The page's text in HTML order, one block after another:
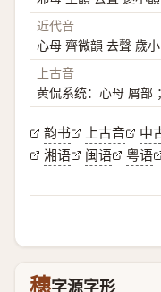
近代音
心母 齊微韻 去聲 歲小
上古音
黄侃系统：心母 屑部
韵书 上古音 中
湘语
闽语 粤语
穗字源字形